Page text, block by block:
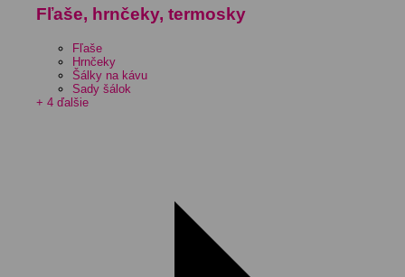
Fľaše, hrnčeky, termosky
Fľaše
Hrnčeky
Šálky na kávu
Sady šálok
+ 4 ďalšie